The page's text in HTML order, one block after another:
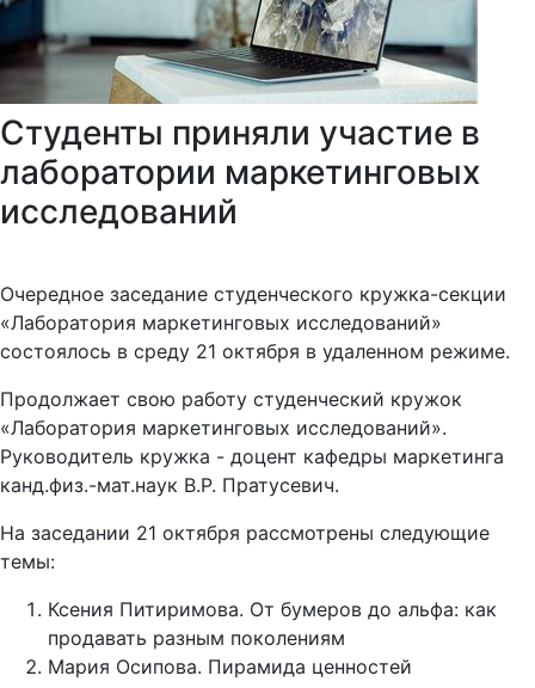
Студенты приняли участие в
лаборатории маркетинговых
исследований
Очередное заседание студенческого кружка-секции
«Лаборатория маркетинговых исследований»
состоялось в среду 21 октября в удаленном режиме.
Продолжает свою работу студенческий кружок
«Лаборатория маркетинговых исследований».
Руководитель кружка - доцент кафедры маркетинга
канд.физ.-мат.наук В.Р. Пратусевич.
На заседании 21 октября рассмотрены следующие
темы:
Ксения Питиримова. От бумеров до альфа: как
продавать разным поколениям
Мария Осипова. Пирамида ценностей